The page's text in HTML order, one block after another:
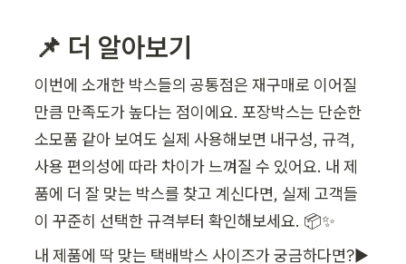
📌 더 알아보기
이번에 소개한 박스들의 공통점은 재구매로 이어질
만큼 만족도가 높다는 점이에요. 포장박스는 단순한
소모품 같아 보여도 실제 사용해보면 내구성, 규격,
사용 편의성에 따라 차이가 느껴질 수 있어요. 내 제
품에 더 잘 맞는 박스를 찾고 계신다면, 실제 고객들
이 꾸준히 선택한 규격부터 확인해보세요. 📦✨